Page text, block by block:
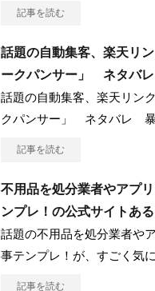
記事を読む
話題の自動集客、楽天リ
ークパンサー」 ネタバ
話題の自動集客、楽天リン
クパンサー」 ネタバレ 暴
記事を読む
不用品を処分業者やアプ
ンプレ！の公式サイトあ
話題の不用品を処分業者や
事テンプレ！が、すごく気
記事を読む